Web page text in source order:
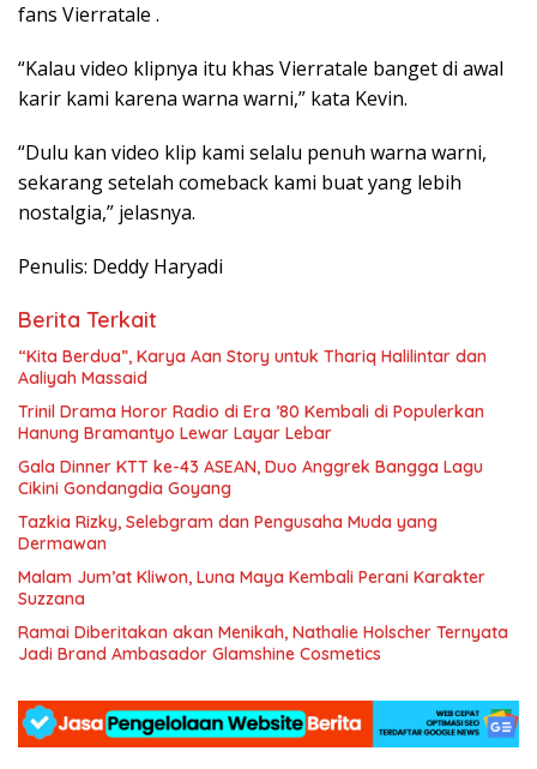
fans Vierratale .
“Kalau video klipnya itu khas Vierratale banget di awal
karir kami karena warna warni,” kata Kevin.
“Dulu kan video klip kami selalu penuh warna warni,
sekarang setelah comeback kami buat yang lebih
nostalgia,” jelasnya.
Penulis: Deddy Haryadi
Berita Terkait
“Kita Berdua”, Karya Aan Story untuk Thariq Halilintar dan
Aaliyah Massaid
­Trinil Drama Horor Radio di Era ’80 Kembali di Populerkan
Hanung Bramantyo Lewar Layar Lebar
Gala Dinner KTT ke-43 ASEAN, Duo Anggrek Bangga Lagu
Cikini Gondangdia Goyang
Tazkia Rizky, Selebgram dan Pengusaha Muda yang
Dermawan
Malam Jum’at Kliwon, Luna Maya Kembali Perani Karakter
Suzzana
Ramai Diberitakan akan Menikah, Nathalie Holscher Ternyata
Jadi Brand Ambasador Glamshine Cosmetics